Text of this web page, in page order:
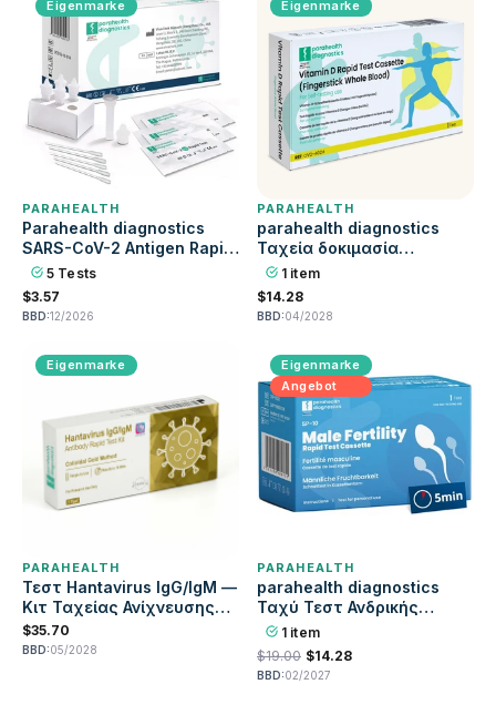
Eigenmarke
PARAHEALTH
Parahealth diagnostics
SARS-CoV-2 Antigen Rapid
Test για αυτοδιαγνωστική
χρήση (5 τεστ)
5 Tests
$3.57
BBD:12/2026
Eigenmarke
PARAHEALTH
parahealth diagnostics
Ταχεία δοκιμασία
βιταμίνης D για την
ανίχνευση ανεπάρκειας
1 item
$14.28
BBD:04/2028
Eigenmarke
PARAHEALTH
Τεστ Hantavirus IgG/IgM —
Κιτ Ταχείας Ανίχνευσης
Αντισωμάτων
$35.70
BBD:05/2028
Eigenmarke
Angebot
PARAHEALTH
parahealth diagnostics
Ταχύ Τεστ Ανδρικής
Γονιμότητας, Κασέτα
Ελέγχου Σπέρματος
1 item
$19.00 $14.28
BBD:02/2027